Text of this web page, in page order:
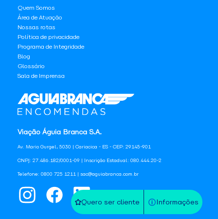
Quero ser cliente Informações
Viação Águia Branca S.A.
Av. Mario Gurgel, 5030 | Cariacica - ES - CEP: 29145-901
CNPJ: 27.486.182/0001-09 | Inscrição Estadual: 080.444.20-2
Telefone: 0800 725 1211 | sac@aguiabranca.com.br
Quem Somos
Área de Atuação
Nossas rotas
Política de privacidade
Programa de Integridade
Blog
Glossário
Sala de Imprensa